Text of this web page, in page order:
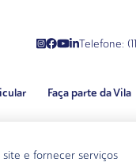
site e fornecer serviços
Telefone:
Faça parte da Vila